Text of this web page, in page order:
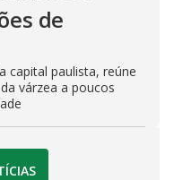
de
capital paulista, reúne
várzea a poucos